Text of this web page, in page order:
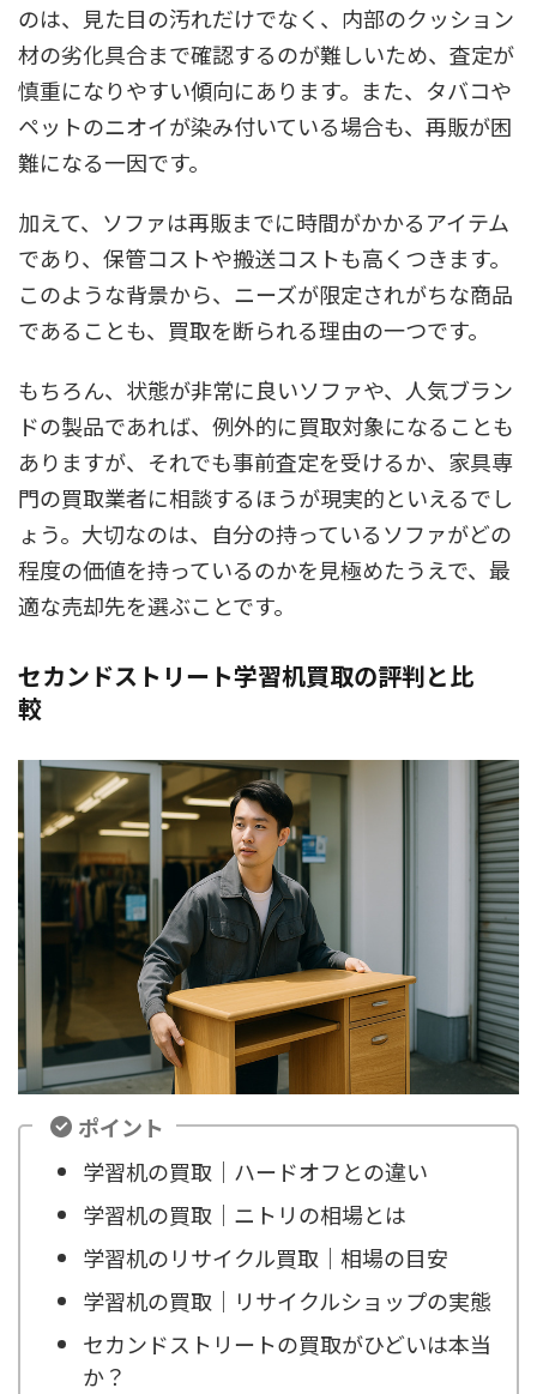
のは、見た目の汚れだけでなく、内部のクッション
材の劣化具合まで確認するのが難しいため、査定が
慎重になりやすい傾向にあります。また、タバコや
ペットのニオイが染み付いている場合も、再販が困
難になる一因です。
加えて、ソファは再販までに時間がかかるアイテム
であり、保管コストや搬送コストも高くつきます。
このような背景から、ニーズが限定されがちな商品
であることも、買取を断られる理由の一つです。
もちろん、状態が非常に良いソファや、人気ブラン
ドの製品であれば、例外的に買取対象になることも
ありますが、それでも事前査定を受けるか、家具専
門の買取業者に相談するほうが現実的といえるでし
ょう。大切なのは、自分の持っているソファがどの
程度の価値を持っているのかを見極めたうえで、最
適な売却先を選ぶことです。
セカンドストリート学習机買取の評判と比
較
ポイント
学習机の買取｜ハードオフとの違い
学習机の買取｜ニトリの相場とは
学習机のリサイクル買取｜相場の目安
学習机の買取｜リサイクルショップの実態
セカンドストリートの買取がひどいは本当
か？